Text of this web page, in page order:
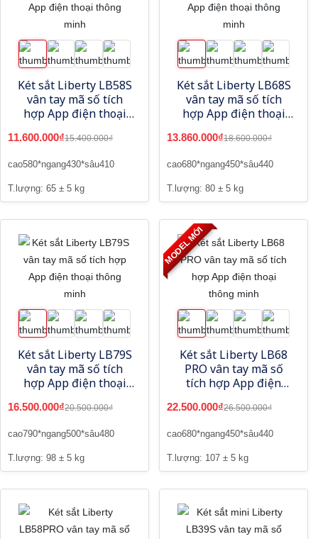
Két sắt Liberty LB58S
vân tay mã số tích
hợp App điện thoại
11.600.000₫15.400.000₫
cao580*ngang430*sâu410
T.lượng: 65 ± 5 kg
Két sắt Liberty LB68S
vân tay mã số tích
hợp App điện thoại
13.860.000₫18.600.000₫
cao680*ngang450*sâu440
T.lượng: 80 ± 5 kg
Két sắt Liberty LB79S
vân tay mã số tích
hợp App điện thoại
16.500.000₫20.500.000₫
cao790*ngang500*sâu480
T.lượng: 98 ± 5 kg
MODEL MỚI
Két sắt Liberty LB68
PRO vân tay mã số
tích hợp App điện
22.500.000₫26.500.000₫
cao680*ngang450*sâu440
T.lượng: 107 ± 5 kg